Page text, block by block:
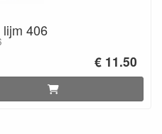
406
€ 11.50